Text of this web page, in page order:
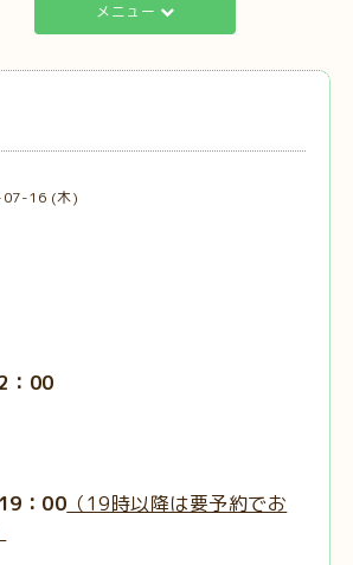
メニュー
16 (木)
00
：00 （19時以降は要予約でお